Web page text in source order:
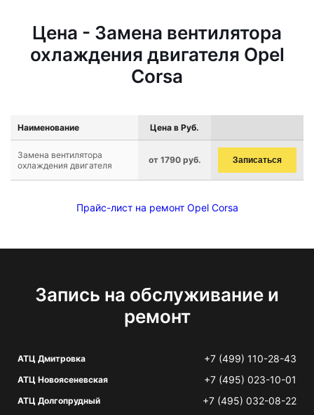
Цена - Замена вентилятора
охлаждения двигателя Opel
Corsa
Наименование Цена в Руб.
Замена вентилятора
охлаждения двигателя
от 1790 руб. Записаться
Прайс-лист на ремонт Opel Corsa
Запись на обслуживание и
ремонт
АТЦ Дмитровка +7 (499) 110-28-43
АТЦ Новоясеневская +7 (495) 023-10-01
АТЦ Долгопрудный +7 (495) 032-08-22